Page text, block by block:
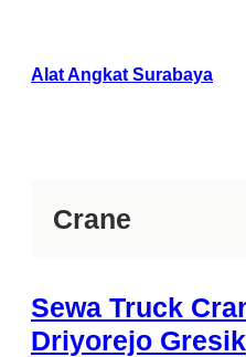
konten
Alat Angkat Surabaya
Crane
Sewa Truck
Driyorejo Gresik